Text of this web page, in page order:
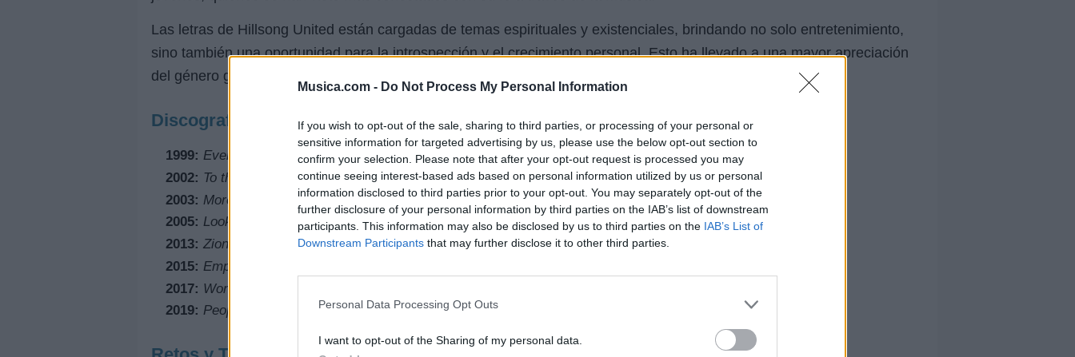
Musica.com - Do Not Process My Personal Information
If you wish to opt-out of the sale, sharing to third parties, or processing of your personal or
sensitive information for targeted advertising by us, please use the below opt-out section to
confirm your selection. Please note that after your opt-out request is processed you may
continue seeing interest-based ads based on personal information utilized by us or personal
information disclosed to third parties prior to your opt-out. You may separately opt-out of the
further disclosure of your personal information by third parties on the IAB’s list of downstream
participants. This information may also be disclosed by us to third parties on the IAB’s List of
Downstream Participants that may further disclose it to other third parties.
Personal Data Processing Opt Outs
I want to opt-out of the Sharing of my personal data.
Las letras de Hillsong United están cargadas de temas espirituales y existenciales, brindando no solo entretenimiento,
sino también una oportunidad para la introspección y el crecimiento personal. Esto ha llevado a una mayor apreciación
del género gospel y una presencia más fuerte de la fe cristiana en el mundo moderno.
Discografía Destacada
1999: Everyday
2002: To the Ends of the Earth
2003: More Than Life
2005: Look to You
2013: Zion
2015: Empires
2017: Wonder
2019: People